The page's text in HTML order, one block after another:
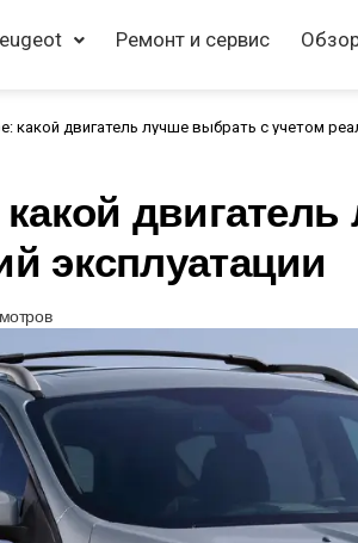
Ремонт и сервис
какой двигатель лучше выбрать с учетом
эксплуатации